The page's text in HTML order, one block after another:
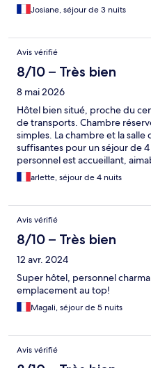
Josiane, séjour de 3 nuits
Avis vérifié
8/10 – Très bien
8 mai 2026
Hôtel bien situé, proche du
de transports. Chambre
simples. La chambre et la
suffisantes pour un séjour de
personnel est accueillant,
est très correct, mais avec un
bémol: la petite largeur des lits
arlette, séjour de 4 nuits
Avis vérifié
8/10 – Très bien
12 avr. 2024
Super hôtel, personnel
emplacement au top!
Magali, séjour de 5 nuits
Avis vérifié